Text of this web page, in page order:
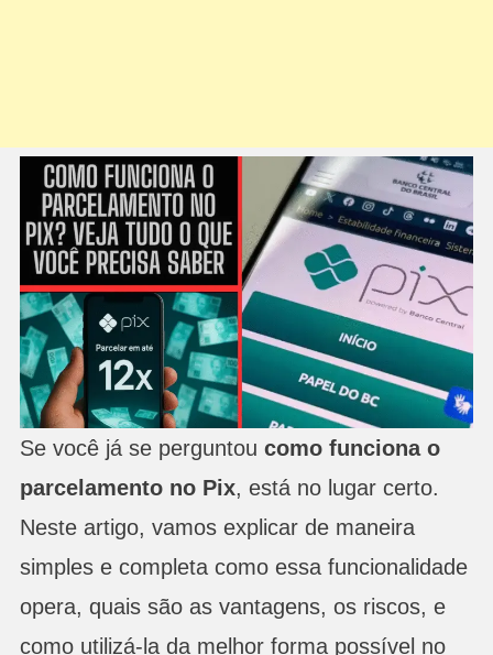
Se você já se perguntou como funciona o
parcelamento no Pix, está no lugar certo.
Neste artigo, vamos explicar de maneira
simples e completa como essa funcionalidade
opera, quais são as vantagens, os riscos, e
como utilizá-la da melhor forma possível no